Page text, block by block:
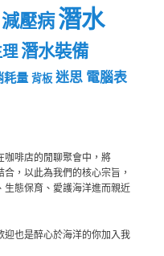
減壓病潛水
潛水裝備
耗量 背板 迷思 電腦表
咖啡店的閒聊聚會中，將
，以此為我們的核心宗旨，
態保育、愛護海洋進而親近
也是醉心於海洋的你加入我